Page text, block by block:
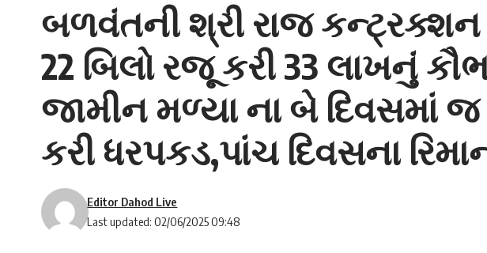
બળવંતની શ્રી રાજ
22 બિલો રજૂ કરી 33 લાખનું
જામીન મળ્યા ના બે દિવસમાં
કરી ધરપકડ,પાંચ દિવસના
Last updated: 02/06/2025 09:48
Editor Dahod Live